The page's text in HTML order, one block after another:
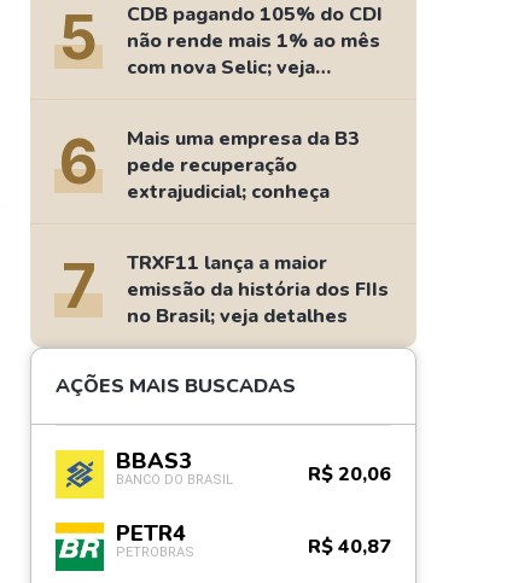
5
CDB pagando 105% do CDI
não rende mais 1% ao mês
com nova Selic; veja
retorno
6
Mais uma empresa da B3
pede recuperação
extrajudicial; conheça
7
TRXF11 lança a maior
emissão da história dos FIIs
no Brasil; veja detalhes
AÇÕES MAIS BUSCADAS
BBAS3
BANCO DO BRASIL R$ 20,06
PETR4
PETROBRAS R$ 40,87